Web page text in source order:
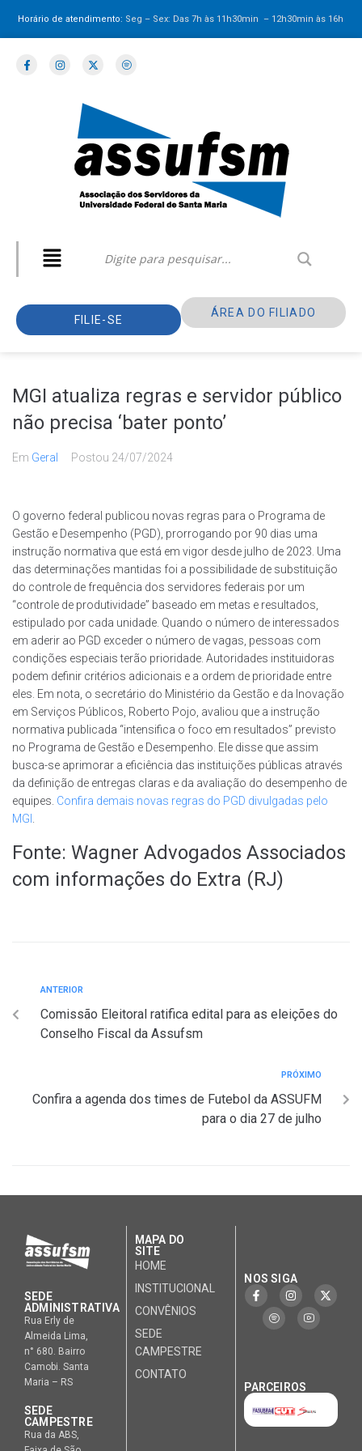
Horário de atendimento: Seg – Sex: Das 7h às 11h30min – 12h30minàs 16h
FILIE-SE
ÁREA DO FILIADO
MGI atualiza regras e servidor público
não precisa ‘bater ponto’
Em Geral Postou 24/07/2024
O governo federal publicou novas regras para o Programa de
Gestão e Desempenho (PGD), prorrogando por 90 dias uma
instrução normativa que está em vigor desde julho de 2023. Uma
das determinações mantidas foi a possibilidade de substituição
do controle de frequência dos servidores federais por um
“controle de produtividade” baseado em metas e resultados,
estipulado por cada unidade. Quando o número de interessados
em aderir ao PGD exceder o número de vagas, pessoas com
condições especiais terão prioridade. Autoridades instituidoras
podem definir critérios adicionais e a ordem de prioridade entre
eles. Em nota, o secretário do Ministério da Gestão e da Inovação
em Serviços Públicos, Roberto Pojo, avaliou que a instrução
normativa publicada “intensifica o foco em resultados” previsto
no Programa de Gestão e Desempenho. Ele disse que assim
busca-se aprimorar a eficiência das instituições públicas através
da definição de entregas claras e da avaliação do desempenho de
equipes. Confira demais novas regras do PGD divulgadas pelo
MGI .
Fonte: Wagner Advogados Associados
com informações do Extra (RJ)
ANTERIOR
Comissão Eleitoral ratifica edital para as eleições do
Conselho Fiscal da Assufsm
PRÓXIMO
Confira a agenda dos times de Futebol da ASSUFM
para o dia 27 de julho
SEDE
ADMINISTRATIVA
Rua Erly de
Almeida Lima,
n° 680. Bairro
Camobi. Santa
Maria – RS
SEDE
CAMPESTRE
Rua da ABS,
MAPA DO
SITE
HOME
INSTITUCIONAL
CONVÊNIOS
SEDE
CAMPESTRE
CONTATO
NOS SIGA
PARCEIROS